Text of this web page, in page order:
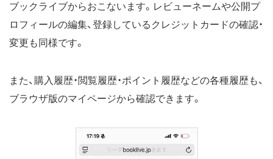
ブックライブからおこないます。レビューネームや公開プ
ロフィールの編集、登録しているクレジットカードの確認・
変更も同様です。
また、購入履歴・閲覧履歴・ポイント履歴などの各種履歴も、
ブラウザ版のマイページから確認できます。